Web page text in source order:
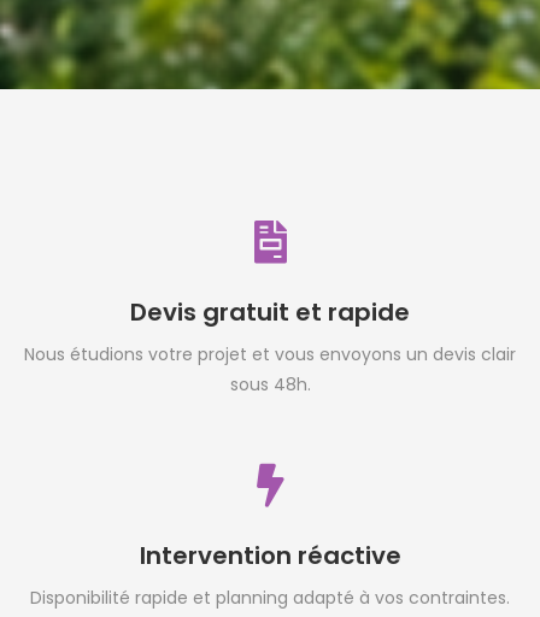
Devis gratuit et rapide
Nous étudions votre projet et vous envoyons un devis clair
sous 48h.
Intervention réactive
Disponibilité rapide et planning adapté à vos contraintes.